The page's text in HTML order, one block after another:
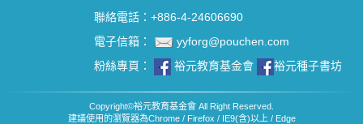
聯絡電話：+886-4-24606690
電子信箱：
yyforg@pouchen.com
粉絲專頁：
裕元教育基金會 裕元種子書坊
Copyright©裕元教育基金會 All Right Reserved.
建議使用的瀏覽器為Chrome / Firefox / IE9(含)以上 / Edge